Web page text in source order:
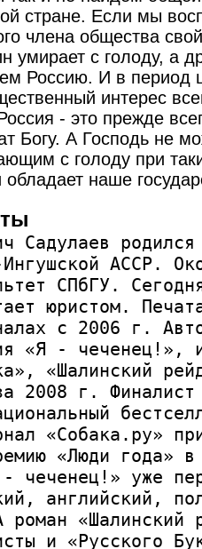
стране. Если мы
члена общества
умирает с голоду, а
Россию. И в период
интерес
- это прежде
Богу. А Господь не
с голоду при
обладает наше
Садулаев
АССР.
СПбГУ.
юристом.
с 2006 г.
«Я - чеченец!»,
«Шалинский
2008 г. Финалист
«Собака.ру»
«Люди года» в
чеченец!» уже
англий­ский,
роман «Шалинский
и «Русского